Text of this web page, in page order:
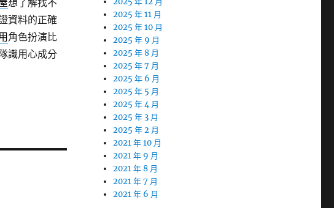
想了解找不
資料的正確
角色扮演比
識用心成分
2025 年 11 月
2025 年 10 月
2025 年 9 月
2025 年 8 月
2025 年 7 月
2025 年 6 月
2025 年 5 月
2025 年 4 月
2025 年 3 月
2025 年 2 月
2021 年 10 月
2021 年 9 月
2021 年 8 月
2021 年 7 月
2021 年 6 月